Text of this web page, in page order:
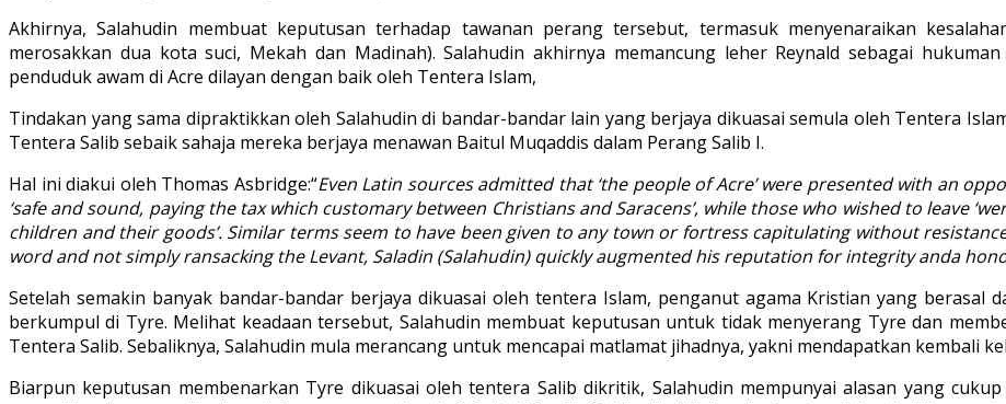
Akhirnya, Salahudin membuat keputusan terhadap tawanan perang tersebut, termasuk menyenaraikan
merosakkan dua kota suci, Mekah dan Madinah). Salahudin akhirnya memancung leher Reynald sebagai
penduduk awam di Acre dilayan dengan baik oleh Tentera Islam,
Tindakan yang sama dipraktikkan oleh Salahudin di bandar-bandar lain yang berjaya dikuasai semula oleh Tentera
Tentera Salib sebaik sahaja mereka berjaya menawan Baitul Muqaddis dalam Perang Salib I.
Hal ini diakui oleh Thomas Asbridge:“Even Latin sources admitted that ‘the people of Acre’ were presented with an
‘safe and sound, paying the tax which customary between Christians and Saracens’, while those who wished to leave
children and their goods’. Similar terms seem to have been given to any town or fortress capitulating without
word and not simply ransacking the Levant, Saladin (Salahudin) quickly augmented his reputation for integrity anda
Setelah semakin banyak bandar-bandar berjaya dikuasai oleh tentera Islam, penganut agama Kristian yang berasal
berkumpul di Tyre. Melihat keadaan tersebut, Salahudin membuat keputusan untuk tidak menyerang Tyre dan
Tentera Salib. Sebaliknya, Salahudin mula merancang untuk mencapai matlamat jihadnya, yakni mendapatkan kembali
Biarpun keputusan membenarkan Tyre dikuasai oleh tentera Salib dikritik, Salahudin mempunyai alasan yang